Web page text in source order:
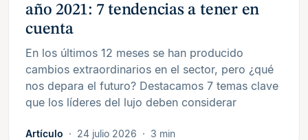
año 2021: 7 tendencias a tener en
cuenta
En los últimos 12 meses se han producido
cambios extraordinarios en el sector, pero ¿qué
nos depara el futuro? Destacamos 7 temas clave
que los líderes del lujo deben considerar
Artículo 24 julio 2026 3 min